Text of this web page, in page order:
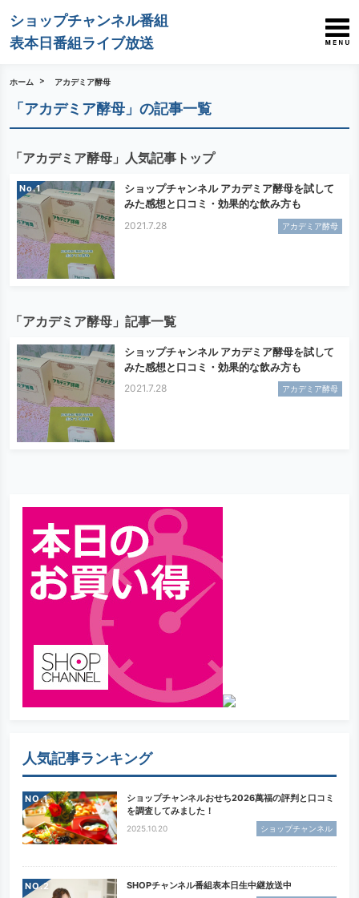
ショップチャンネル番組
表本日番組ライブ放送
ホーム アカデミア酵母
「アカデミア酵母」の記事一覧
「アカデミア酵母」人気記事トップ
No.
ショップチャンネル アカデミア酵母を試して
みた感想と口コミ・効果的な飲み方も
2021.7.28 アカデミア酵母
「アカデミア酵母」記事一覧
ショップチャンネル アカデミア酵母を試して
みた感想と口コミ・効果的な飲み方も
2021.7.28 アカデミア酵母
人気記事ランキング
NO.
ショップチャンネルおせち2026萬福の評判と口コミ
を調査してみました！
2025.10.20 ショップチャンネル
NO. SHOPチャンネル番組表本日生中継放送中